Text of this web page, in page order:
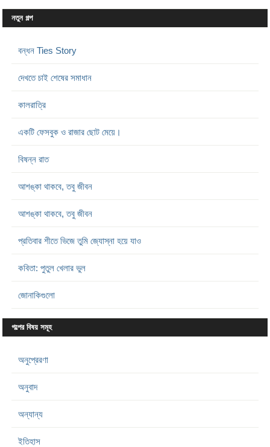
নতুন গল্প
বন্ধন Ties Story
দেখতে চাই শেষের সমাধান
কালরাত্রি
একটি ফেসবুক ও রাজার ছোট মেয়ে।
বিষন্ন রাত
আশঙ্কা থাকবে, তবু জীবন
আশঙ্কা থাকবে, তবু জীবন
প্রতিবার শীতে ভিজে তুমি জ্যোস্না হয়ে যাও
কবিতা: পুতুল খেলার ভুল
জোনাকিগুলো
গল্পের বিষয় সমূহ
অনুপ্রেরণা
অনুবাদ
অন্যান্য
ইতিহাস